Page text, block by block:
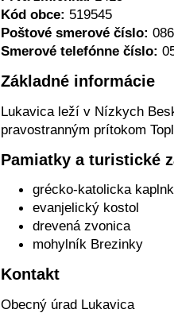
Kód obce: 519545
Poštové smerové číslo:
Smerové telefónne číslo:
Základné informácie
Lukavica leží v Nízkych
pravostranným prítokom
Pamiatky a turistické
grécko-katolicka
evanjelický kostol
drevená zvonica
mohylník Brezinky
Kontakt
Obecný úrad Lukavica